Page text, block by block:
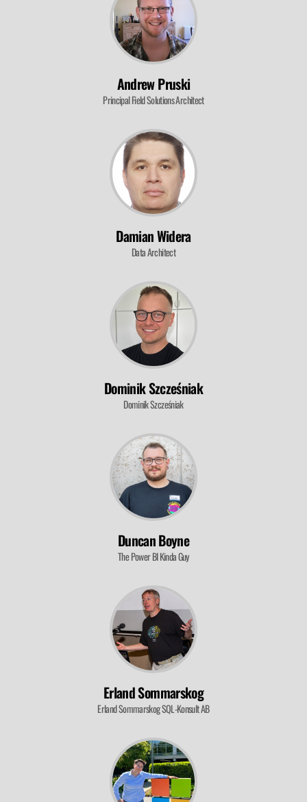
DAMIAN WIDERA
Andrew Pruski
Principal Field Solutions Architect
Damian Widera
Data Architect
Dominik Szcześniak
Dominik Szcześniak
Duncan Boyne
The Power BI Kinda Guy
Erland Sommarskog
Erland Sommarskog SQL-Konsult AB